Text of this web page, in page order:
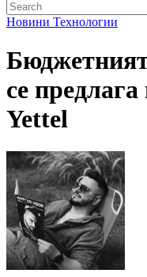
Новини Технологии
се
Yettel